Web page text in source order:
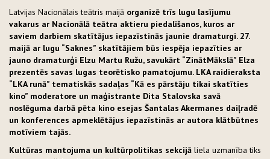
Latvijas Nacionālais teātris maijā organizē trīs lugu lasījumu
vakarus ar Nacionālā teātra aktieru piedalīšanos, kuros ar
saviem darbiem skatītājus iepazīstinās jaunie dramaturgi. 27.
maijā ar lugu “Saknes” skatītājiem būs iespēja iepazīties ar
jauno dramaturģi Elzu Martu Ružu, savukārt “ZinātMākslā” Elza
prezentēs savas lugas teorētisko pamatojumu. LKA raidieraksta
“LKA runā” tematiskās sadaļas “Kā es pārstāju tikai skatīties
kino” moderatore un maģistrante Dita Stalovska savā
noslēguma darbā pēta kino esejas Šantalas Akermanes daiļradē
un konferences apmeklētājus iepazīstinās ar autora klātbūtnes
motīviem tajās.
Kultūras mantojuma un kultūrpolitikas sekcijā liela uzmanība tiks